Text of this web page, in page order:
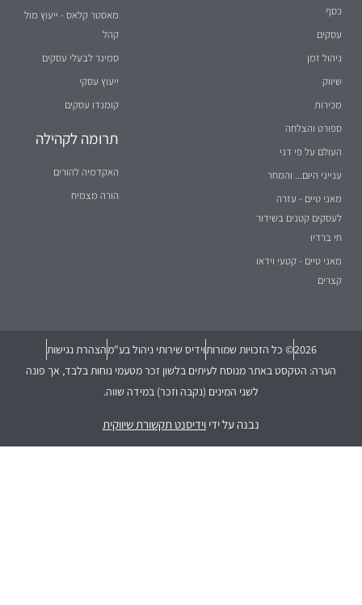
כסף
עסקים
ניהול זמן
שיווק
מכירות
ספורט והצלחה
העולם על פי דני
ענייני היום... והמחר
מאני טיים - עזרה
לעסקים קטנים בשידור
חי ברדיו
מאני טיים - קטעי וידאו
קצרים
מאסטר קלאס - ייעוץ מול
קהל
סמינר לבעלי עסקים
ייעוץ עסקי
קומנדו עסקים
תרומה לקהילה
האקדמיה להורים
הורה מצמיח
2026© כל הזכויות שמורותוידיס שירותי ניהול בע"מהצהרת נגישות
הערה: הטקסט באתר מנוסח לעיתים בלשון זכר מטעמי נוחות בלבד, אך פונה
לשני המינים (נקבה וזכר) במידה שווה.
נבנה על ידי וידיסנט תקשורת שיווקית